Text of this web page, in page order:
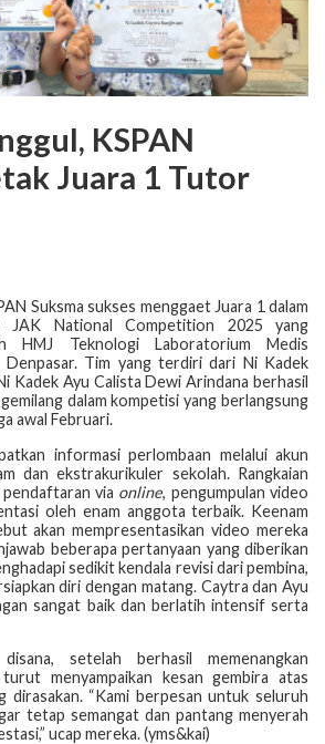
KSPAN
Juara 1 Tutor
Suksma sukses menggaet Juara 1 dalam
JAK National Competition 2025 yang
HMJ Teknologi Laboratorium Medis
Denpasar. Tim yang terdiri dari Ni Kadek
Kadek Ayu Calista Dewi Arindana berhasil
dalam kompetisi yang berlangsung
awal Februari.
informasi perlombaan melalui akun
dan ekstrakurikuler sekolah. Rangkaian
via online, pengumpulan video
oleh enam anggota terbaik. Keenam
akan mempresentasikan video mereka
beberapa pertanyaan yang diberikan
sedikit kendala revisi dari pembina,
diri dengan matang. Caytra dan Ayu
sangat baik dan berlatih intensif serta
setelah berhasil memenangkan
menyampaikan kesan gembira atas
dirasakan. “Kami berpesan untuk seluruh
tetap semangat dan pantang menyerah
ucap mereka. (yms&kai)